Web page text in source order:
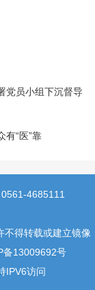
党员小组下沉督导
有“医”靠
4685111
不得转载或建立镜像
备13009692号
IPV6访问